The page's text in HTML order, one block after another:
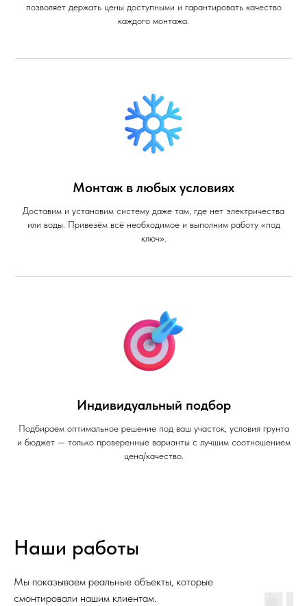
позволяет держать цены доступными и гарантировать качество
каждого монтажа.
Монтаж в любых условиях
Доставим и установим систему даже там, где нет электричества
или воды. Привезём всё необходимое и выполним работу «под
ключ».
Индивидуальный подбор
Подбираем оптимальное решение под ваш участок, условия грунта
и бюджет — только проверенные варианты с лучшим соотношением
цена/качество.
Наши работы
Мы показываем реальные объекты, которые
смонтировали нашим клиентам.